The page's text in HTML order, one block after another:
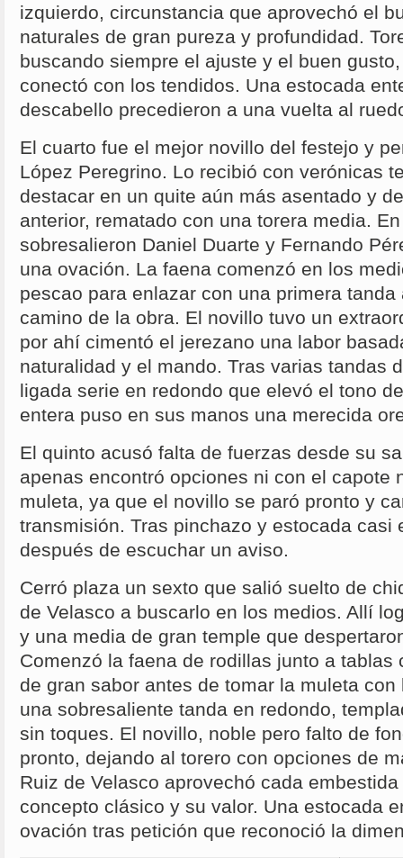
izquierdo, circunstancia que aprovechó el
naturales de gran pureza y profundidad.
buscando siempre el ajuste y el buen
conectó con los tendidos. Una estocada
descabello precedieron a una vuelta al
El cuarto fue el mejor novillo del festejo y
López Peregrino. Lo recibió con verónicas
destacar en un quite aún más asentado y
anterior, rematado con una torera media.
sobresalieron Daniel Duarte y Fernando
una ovación. La faena comenzó en los
pescao para enlazar con una primera
camino de la obra. El novillo tuvo un
por ahí cimentó el jerezano una labor
naturalidad y el mando. Tras varias tandas
ligada serie en redondo que elevó el tono
entera puso en sus manos una merecida
El quinto acusó falta de fuerzas desde su
apenas encontró opciones ni con el capote
muleta, ya que el novillo se paró pronto y
transmisión. Tras pinchazo y estocada casi
después de escuchar un aviso.
Cerró plaza un sexto que salió suelto de
de Velasco a buscarlo en los medios. Allí
y una media de gran temple que
Comenzó la faena de rodillas junto a tablas
de gran sabor antes de tomar la muleta
una sobresaliente tanda en redondo,
sin toques. El novillo, noble pero falto de
pronto, dejando al torero con opciones de
Ruiz de Velasco aprovechó cada
concepto clásico y su valor. Una estocada
ovación tras petición que reconoció la